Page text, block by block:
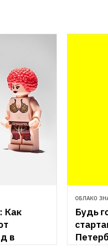
Как
в
ОБЛАКО
Будь